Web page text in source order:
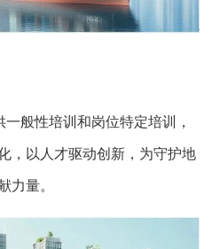
般性培训和岗位特定培训，
，以人才驱动创新，为守护地
力量。